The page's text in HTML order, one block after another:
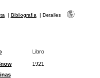
| Bibliografía | Detalles
Libro
1921